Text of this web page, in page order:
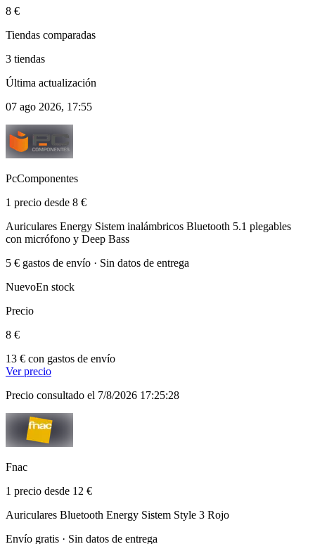
8 €
Tiendas comparadas
3 tiendas
Última actualización
07 ago 2026, 17:55
PcComponentes
1 precio desde 8 €
Auriculares Energy Sistem inalámbricos Bluetooth 5.1 plegables
con micrófono y Deep Bass
5 € gastos de envío · Sin datos de entrega
NuevoEn stock
Precio
8 €
13 € con gastos de envío
Ver precio
Precio consultado el 7/8/2026 17:25:28
Fnac
1 precio desde 12 €
Auriculares Bluetooth Energy Sistem Style 3 Rojo
Envío gratis · Sin datos de entrega